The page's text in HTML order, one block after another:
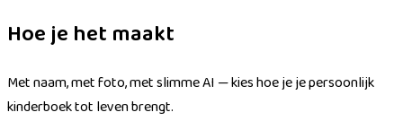
Hoe je het maakt
Met naam, met foto, met slimme AI — kies hoe je je persoonlijk
kinderboek tot leven brengt.